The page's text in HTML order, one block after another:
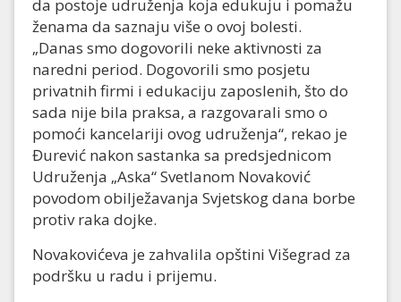
da postoje udruženja koja edukuju i pomažu
ženama da saznaju više o ovoj bolesti.
„Danas smo dogovorili neke aktivnosti za
naredni period. Dogovorili smo posjetu
privatnih firmi i edukaciju zaposlenih, što do
sada nije bila praksa, a razgovarali smo o
pomoći kancelariji ovog udruženja“, rekao je
Đurević nakon sastanka sa predsjednicom
Udruženja „Aska“ Svetlanom Novaković
povodom obilježavanja Svjetskog dana borbe
protiv raka dojke.
Novakovićeva je zahvalila opštini Višegrad za
podršku u radu i prijemu.